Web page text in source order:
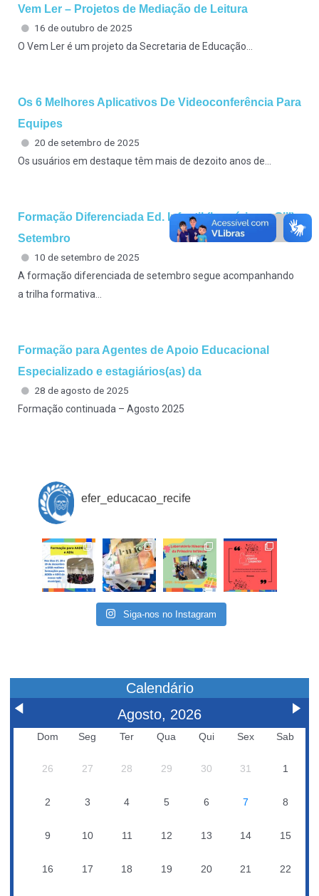
Vem Ler – Projetos de Mediação de Leitura
16 de outubro de 2025
O Vem Ler é um projeto da Secretaria de Educação...
Os 6 Melhores Aplicativos De Videoconferência Para
Equipes
20 de setembro de 2025
Os usuários em destaque têm mais de dezoito anos de...
Formação Diferenciada Ed. Infantil (berçário ao GIII)
Setembro
10 de setembro de 2025
A formação diferenciada de setembro segue acompanhando
a trilha formativa...
Formação para Agentes de Apoio Educacional
Especializado e estagiários(as) da
28 de agosto de 2025
Formação continuada – Agosto 2025
efer_educacao_recife
Siga-nos no Instagram
Calendário
Agosto, 2026
Dom Seg Ter Qua Qui Sex Sab
26 27 28 29 30 31 1
2 3 4 5 6 7 8
9 10 11 12 13 14 15
16 17 18 19 20 21 22